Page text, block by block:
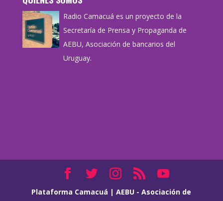
Radio Camacuá es un proyecto de la
Secretaría de Prensa y Propaganda de
AEBU, Asociación de bancarios del
Uruguay.
Plataforma Camacuá |AEBU - Asociación de